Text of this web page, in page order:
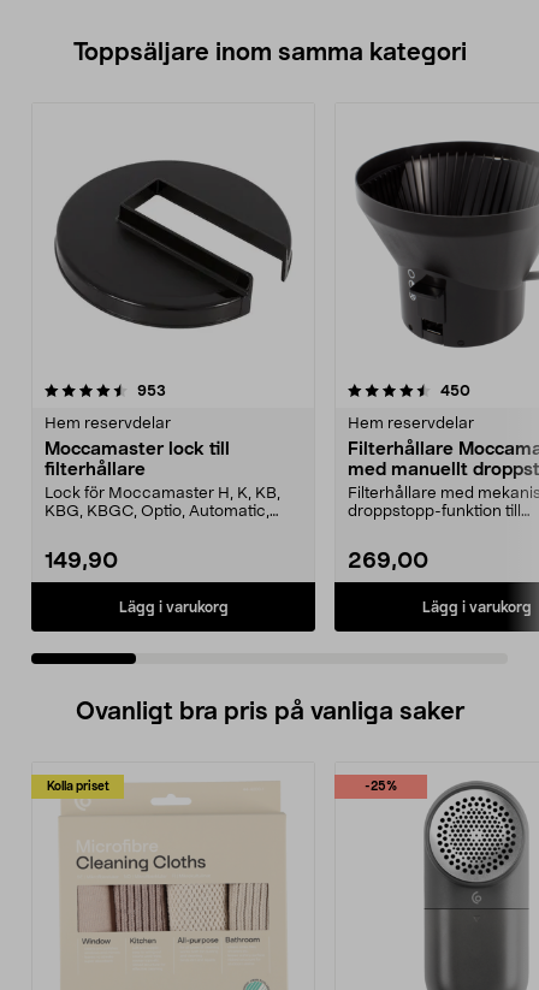
Toppsäljare inom samma kategori
953
Hem reservdelar
Moccamaster lock till
filterhållare
Lock för Moccamaster H, K, KB,
KBG, KBGC, Optio, Automatic,
149,90
Lägg i varukorg
4.5 av 5 stjärnor 450
Hem reservdelar
Filterhållare
med manuellt
Filterhållare med
droppstopp-funktion till
269,00
Lägg i varukorg
4.5 av 5 stjärnor
Ovanligt bra pris på vanliga saker
Kolla priset -25%